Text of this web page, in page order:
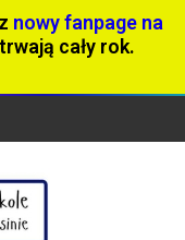
nowy fanpage na
cały rok.